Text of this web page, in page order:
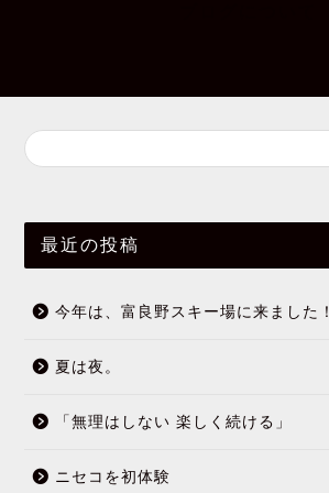
最近の投稿
今年は、富良野スキー場に来ました！
夏は夜。
「無理はしない 楽しく続ける」
ニセコを初体験